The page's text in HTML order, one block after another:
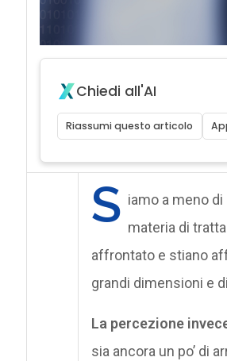
Chiedi all'AI
Riassumi questo articolo
S iamo a meno
materia di
affrontato e stiano
grandi dimensioni e
La percezione
sia ancora un po’ di